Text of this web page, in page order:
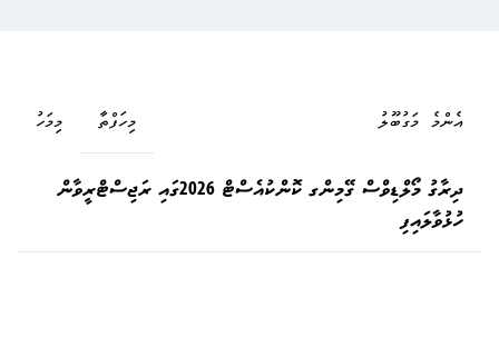
އެންމެ މަގުބޫލު މިމަހު މިހަފްތާ
ދިރާގު މޯލްޑިވްސް ގޭމިންގ ކޮންކުއެސްޓް 2026ގައި ރަޖިސްޓްރީވާން
ހުޅުވާލައިފި